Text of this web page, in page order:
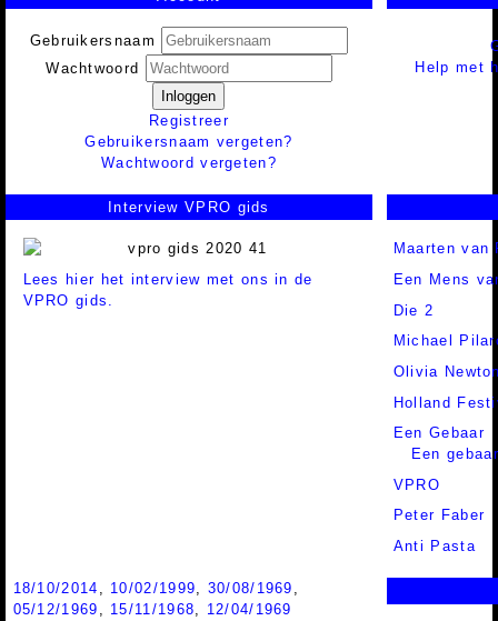
Gebruikersnaam
Wachtwoord
Inloggen
Registreer
Gebruikersnaam vergeten?
Wachtwoord vergeten?
Help met
Interview VPRO gids
Lees hier het interview met ons in de
VPRO gids.
Maarten van
Een Mens
Die 2
Michael
Olivia
Holland
Een Gebaar
Een
VPRO
Peter Faber
Anti Pasta
18/10/2014 , 10/02/1999, 30/08/1969 ,
05/12/1969 , 15/11/1968, 12/04/1969